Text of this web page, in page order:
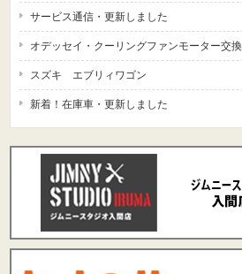
サービス通信・更新しました
オデッセイ・クーリングファンモーター交換
スズキ エブリィワゴン
新着！在庫車・更新しました